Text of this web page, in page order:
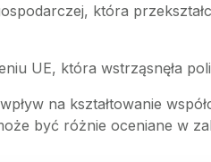
która
UE, która wstrząsnęła
na kształtowanie
być różnie oceniane w